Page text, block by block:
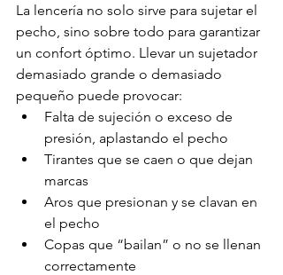
La lencería no solo sirve para sujetar el
pecho, sino sobre todo para garantizar
un confort óptimo. Llevar un sujetador
demasiado grande o demasiado
pequeño puede provocar:
Falta de sujeción o exceso de
presión, aplastando el pecho
Tirantes que se caen o que dejan
marcas
Aros que presionan y se clavan en
el pecho
Copas que “bailan” o no se llenan
correctamente